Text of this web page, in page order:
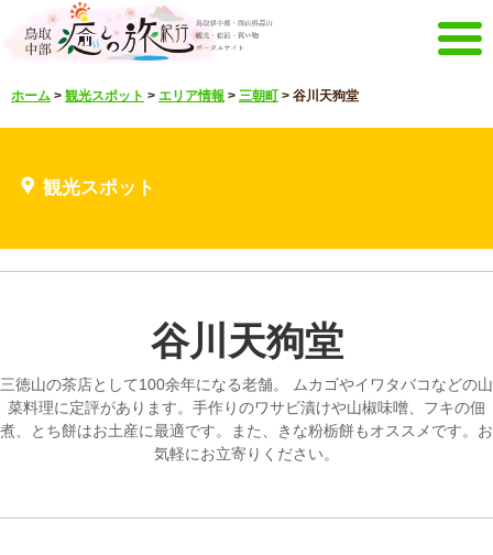
ホーム イベントキャンペーン
見どころ映像
メルマガ&パンフレット
その他のメニュー
鳥取中部観光推進機構 お問い合わせ
ホーム > 観光スポット > エリア情報 > 三朝町 > 谷川天狗堂
観光スポット
谷川天狗堂
三徳山の茶店として100余年になる老舗。 ムカゴやイワタバコなどの山
菜料理に定評があります。手作りのワサビ漬けや山椒味噌、フキの佃
煮、とち餅はお土産に最適です。また、きな粉栃餅もオススメです。お
気軽にお立寄りください。